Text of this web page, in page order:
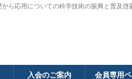
ら応用についての科学技術の振興と普及啓
入会のご案内 会員専用